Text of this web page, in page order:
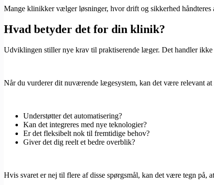
Mange klinikker vælger løsninger, hvor drift og sikkerhed
Hvad betyder det for din klinik?
Udviklingen stiller nye krav til praktiserende læger. Det handler
Når du vurderer dit nuværende lægesystem, kan det være relevant at
Understøtter det automatisering?
Kan det integreres med nye teknologier?
Er det fleksibelt nok til fremtidige behov?
Giver det dig reelt et bedre overblik?
Hvis svaret er nej til flere af disse spørgsmål, kan det være tegn på,